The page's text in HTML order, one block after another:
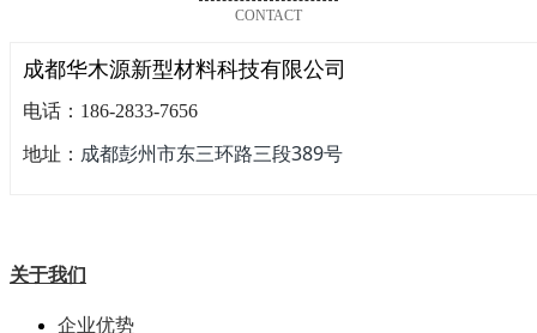
CONTACT
成都华木源新型材料科技有限公司
电话：186-2833-7656
地址： 成都彭州市东三环路三段389号
关于我们
企业优势